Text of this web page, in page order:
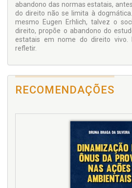
abandono das normas estatais,
do direito não se limita à
mesmo Eugen Erhlich, talvez o
direito, propõe o abandono do
estatais em nome do direito
refletir.
RECOMENDAÇÕES